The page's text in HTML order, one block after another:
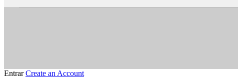
Entrar Create an Account